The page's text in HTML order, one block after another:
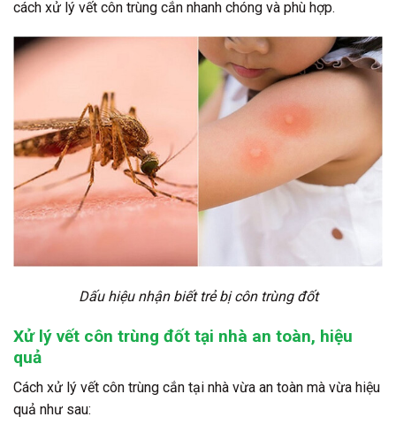
cách xử lý vết côn trùng cắn nhanh chóng và phù hợp.
Dấu hiệu nhận biết trẻ bị côn trùng đốt
Xử lý vết côn trùng đốt tại nhà an toàn, hiệu
quả
Cách xử lý vết côn trùng cắn tại nhà vừa an toàn mà vừa hiệu
quả như sau: